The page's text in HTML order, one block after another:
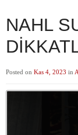
NAHL
Posted on Kas 4, 2023 in